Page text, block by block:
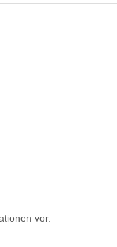
vor.